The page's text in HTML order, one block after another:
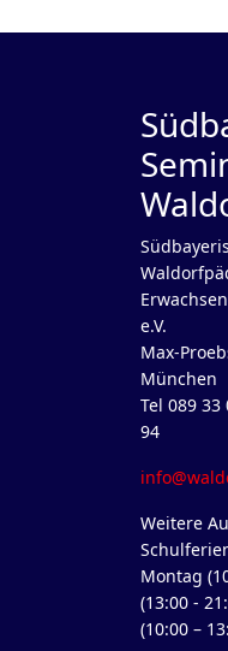
Max-
München
Tel 089 33
94
Weitere
Montag
(13:00 -
(10:00 –